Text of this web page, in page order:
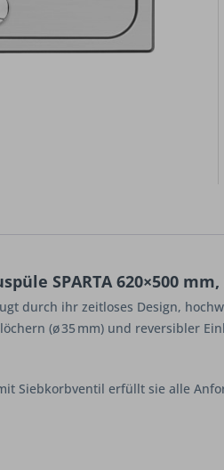
SPARTA 620×500
durch ihr zeitloses Design,
(ø 35 mm) und reversibler
Siebkorbventil erfüllt sie alle